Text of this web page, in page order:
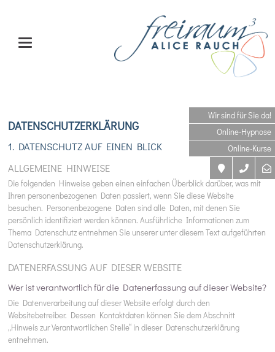
Wir sind für Sie da!
Online-Hypnose
Online-Kurse
DATENSCHUTZERKLÄRUNG
1. DATENSCHUTZ AUF EINEN BLICK
ALLGEMEINE HINWEISE
Die folgenden Hinweise geben einen einfachen Überblick darüber, was mit
Ihren personenbezogenen Daten passiert, wenn Sie diese Website
besuchen. Personenbezogene Daten sind alle Daten, mit denen Sie
persönlich identifiziert werden können. Ausführliche Informationen zum
Thema Datenschutz entnehmen Sie unserer unter diesem Text aufgeführten
Datenschutzerklärung.
DATENERFASSUNG AUF DIESER WEBSITE
Wer ist verantwortlich für die Datenerfassung auf dieser Website?
Die Datenverarbeitung auf dieser Website erfolgt durch den
Websitebetreiber. Dessen Kontaktdaten können Sie dem Abschnitt
„Hinweis zur Verantwortlichen Stelle“ in dieser Datenschutzerklärung
entnehmen.